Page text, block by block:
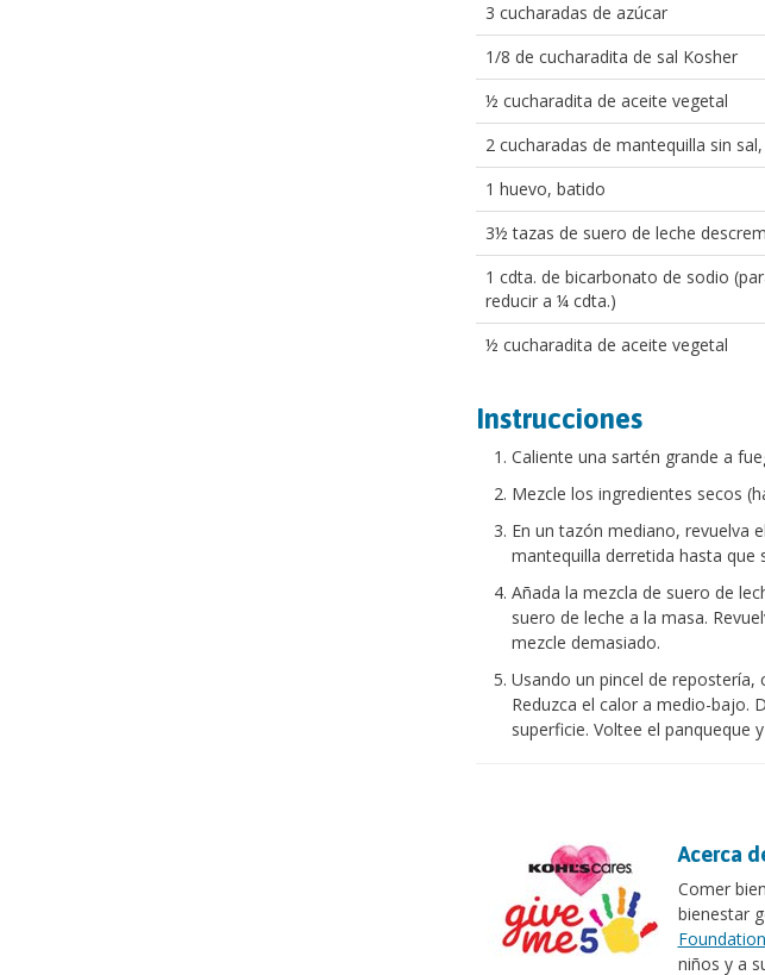
3 cucharadas de azúcar
1/8 de cucharadita de sal Kosher
½ cucharadita de aceite vegetal
2 cucharadas de mantequilla sin
1 huevo, batido
3½ tazas de suero de leche
1 cdta. de bicarbonato de sodio
reducir a ¼ cdta.)
½ cucharadita de aceite vegetal
Instrucciones
Caliente una sartén grande a
Mezcle los ingredientes secos
En un tazón mediano, revuelva
mantequilla derretida hasta que
Añada la mezcla de suero de
suero de leche a la masa.
mezcle demasiado.
Usando un pincel de
Reduzca el calor a medio-bajo.
superficie. Voltee el
Acerca
Comer
bienestar
Foundation
niños y a